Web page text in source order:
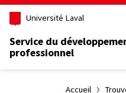
Aller au contenu principal
Université Laval
Service du
professionnel
Accueil